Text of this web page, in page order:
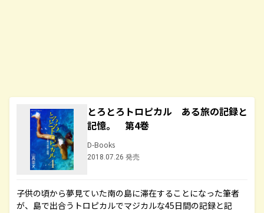
とろとろトロピカル ある旅の記録と
記憶。 第4巻
D-Books
2018.07.26 発売
子供の頃から夢見ていた南の島に滞在することになった筆者
が、島で出合うトロピカルでマジカルな45日間の記録と記